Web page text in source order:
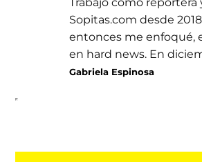
Sopitas.com desde
entonces me enfoqué,
en hard news. En
Gabriela Espinosa